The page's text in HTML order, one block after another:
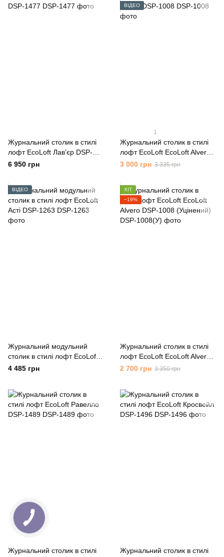
Журнальний столик в стилі
лофт EcoLoft Лав’єр DSP-
1477
6 950 грн
ВІДЕО
1
Журнальний столик в стилі
лофт EcoLoft EcoLoft Alvero
DSP-1008
3 000 грн 3 335 грн
ВІДЕО
Журнальний модульний
столик в стилі лофт EcoLoft
Асті DSP-1263
4 485 грн
ХІТ
−19%
Журнальний столик в стилі
лофт EcoLoft EcoLoft Alvero
DSP-1008 (Уцінений)
2 700 грн 3 350 грн
Журнальний столик в стилі
Журнальний столик в стилі